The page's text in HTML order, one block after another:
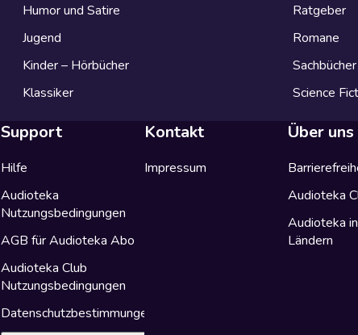
Humor und Satire
Jugend
Kinder – Hörbücher
Klassiker
Ratgeber
Romane
Sachbücher
Science
Support
Hilfe
Audioteka
Nutzungsbedingungen
AGB für Audioteka Abo
Audioteka Club
Nutzungsbedingungen
Datenschutzbestimmungen
Kontakt
Impressum
Über uns
Audioteka
Audioteka
Ländern